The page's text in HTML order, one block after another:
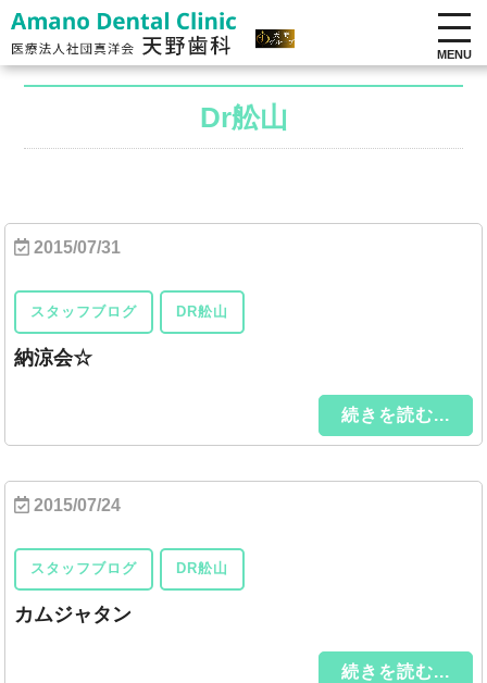
MENU
Dr舩山
2015/07/31
スタッフブログ DR舩山
納涼会☆
続きを読む...
2015/07/24
スタッフブログ DR舩山
カムジャタン
続きを読む...